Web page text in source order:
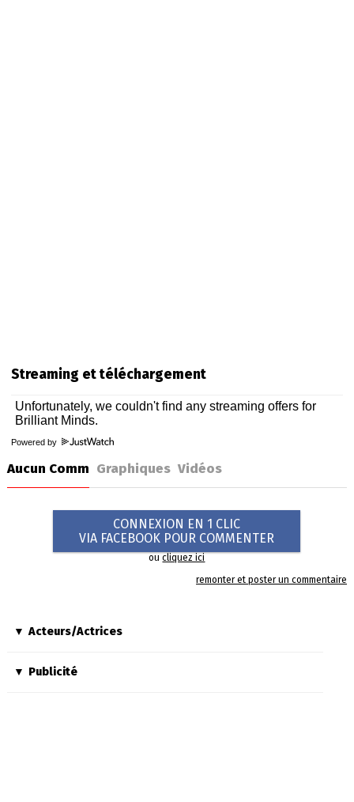
Streaming et téléchargement
Powered by
Aucun Comm Graphiques Vidéos
CONNEXION EN 1 CLIC
VIA FACEBOOK POUR COMMENTER
oucliquez ici
remonter et poster un commentaire
Acteurs/Actrices
Publicité